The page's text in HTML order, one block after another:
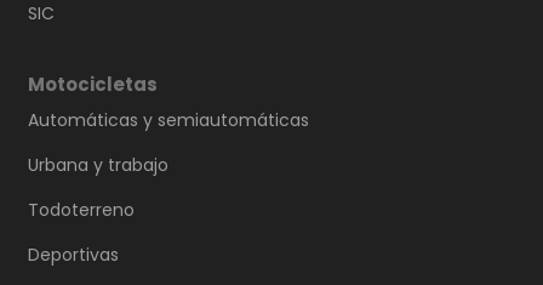
SIC
Motocicletas
Automáticas y semiautomáticas
Urbana y trabajo
Todoterreno
Deportivas